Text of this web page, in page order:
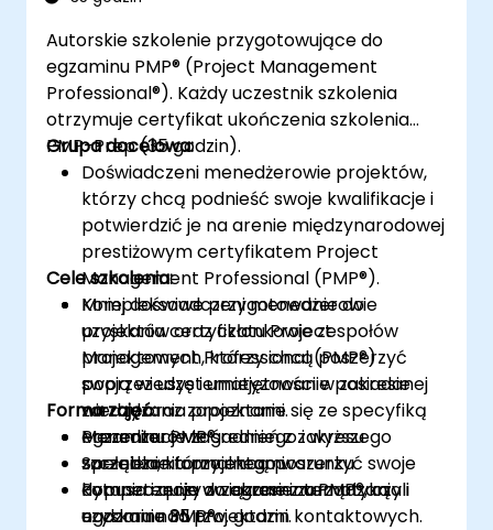
Autorskie szkolenie przygotowujące do
egzaminu PMP® (Project Management
Professional®). Każdy uczestnik szkolenia
otrzymuje certyfikat ukończenia szkolenia
PMP-Prep (35 godzin).
Grupa docelowa:
Doświadczeni menedżerowie projektów,
którzy chcą podnieść swoje kwalifikacje i
potwierdzić je na arenie międzynarodowej
prestiżowym certyfikatem Project
Management Professional (PMP®).
Mniej doświadczeni menedżerowie
projektów oraz członkowie zespołów
projektowych, którzy chcą poszerzyć
swoją wiedzę i umiejętności w zakresie
zarządzania projektami.
Menedżerowie średniego i wyższego
szczebla, którzy chcą poszerzyć swoje
kompetencje w zakresie zarządzania i
nadzoru nad projektami.
Cele szkolenia:
Kompleksowe przygotowanie do
uzyskania certyfikatu Project
Management Professional (PMP®)
poprzez usystematyzowanie posiadanej
wiedzy oraz zapoznanie się ze specyfiką
egzaminu PMP®.
Spełnienie formalnego warunku
dopuszczenia do egzaminu PMP®, czyli
uzyskanie 35 tzw. godzin kontaktowych.
Forma zajęć:
Prezentacje zagadnień z zakresu
zarządzania projektami.
Pytania i quizy związane z tematyką
egzaminu PMP®.